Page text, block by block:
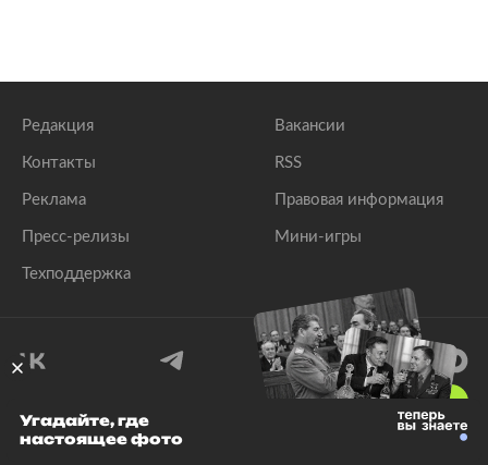
Редакция
Контакты
Реклама
Пресс-релизы
Техподдержка
Вакансии
RSS
Правовая информация
Мини-игры
© 1999–2026 Все права защищены.
Угадайте, где
настоящее фото